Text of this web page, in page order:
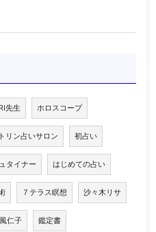
先生 ホロスコープ
トリン占いサロン 初占い
タイナー はじめての占い
７テラス瞑想 沙々木リサ
仁子 鑑定書